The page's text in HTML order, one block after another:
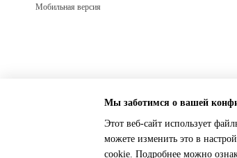
Мобильная версия
Online store built with Horoshop
Мы заботимся о вашей
Этот веб-сайт использует
можете изменить это в
cookie. Подробнее можно